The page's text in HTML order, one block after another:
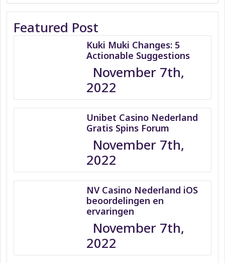
Featured Post
Kuki Muki Changes: 5
Actionable Suggestions
November 7th,
2022
Unibet Casino Nederland
Gratis Spins Forum
November 7th,
2022
NV Casino Nederland iOS
beoordelingen en
ervaringen
November 7th,
2022